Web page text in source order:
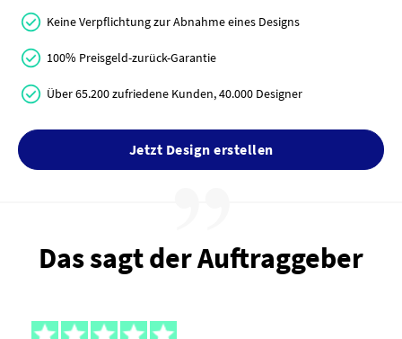
Keine Verpflichtung zur Abnahme eines Designs
100% Preisgeld-zurück-Garantie
Über 65.200 zufriedene Kunden, 40.000 Designer
Jetzt Design erstellen
Das sagt der Auftraggeber